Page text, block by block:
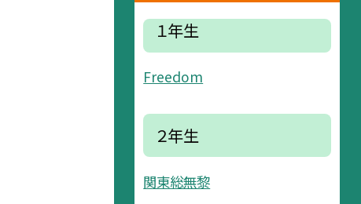
１年生
Freedom
２年生
関東総無黎